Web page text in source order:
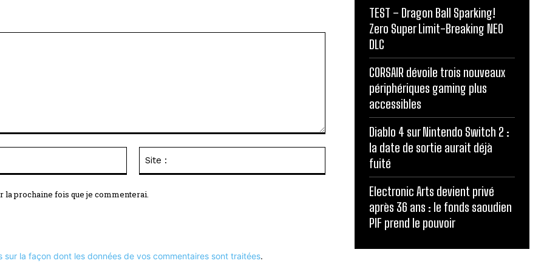
prochaine fois que je commenterai.
sur la façon dont les données de vos commentaires sont traitées.
TEST – Dragon Ball Sparking!
Zero Super Limit-Breaking NEO
DLC
CORSAIR dévoile trois nouveaux
périphériques gaming plus
accessibles
Diablo 4 sur Nintendo Switch 2 :
la date de sortie aurait déjà
fuité
Electronic Arts devient privé
après 36 ans : le fonds saoudien
PIF prend le pouvoir